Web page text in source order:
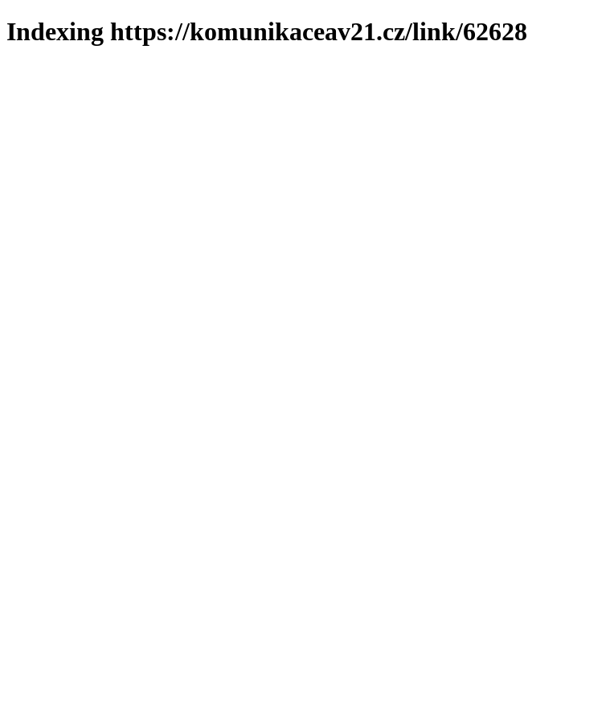
Indexing https://komunikaceav21.cz/link/62628